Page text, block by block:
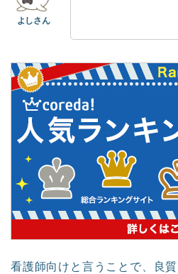
看護師向けと言うことで、良